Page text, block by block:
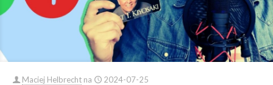
Maciej Helbrecht na 2024-07-25